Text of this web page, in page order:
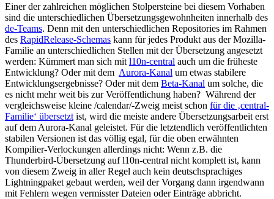
Einer der zahlreichen möglichen Stolpersteine bei diesem Vorhaben
sind die unterschiedlichen Übersetzungsgewohnheiten innerhalb des
de-Teams. Denn mit den unterschiedlichen Repositories im Rahmen
des RapidRelease-Schemas kann für jedes Produkt aus der Mozilla-
Familie an unterschiedlichen Stellen mit der Übersetzung angesetzt
werden: Kümmert man sich mit l10n-central auch um die früheste
Entwicklung? Oder mit dem Aurora-Kanal um etwas stabilere
Entwicklungsergebnisse? Oder mit dem Beta-Kanal um solche, die
es nicht mehr weit bis zur Veröffentlichung haben? Während der
vergleichsweise kleine /calendar/-Zweig meist schon für die ‚central-
Familie‘ übersetzt ist, wird die meiste andere Übersetzungsarbeit erst
auf dem Aurora-Kanal geleistet. Für die letztendlich veröffentlichten
stabilen Versionen ist das völlig egal, für die oben erwähnten
Kompilier-Verlockungen allerdings nicht: Wenn z.B. die
Thunderbird-Übersetzung auf l10n-central nicht komplett ist, kann
von diesem Zweig in aller Regel auch kein deutschsprachiges
Lightningpaket gebaut werden, weil der Vorgang dann irgendwann
mit Fehlern wegen vermisster Dateien oder Einträge abbricht.